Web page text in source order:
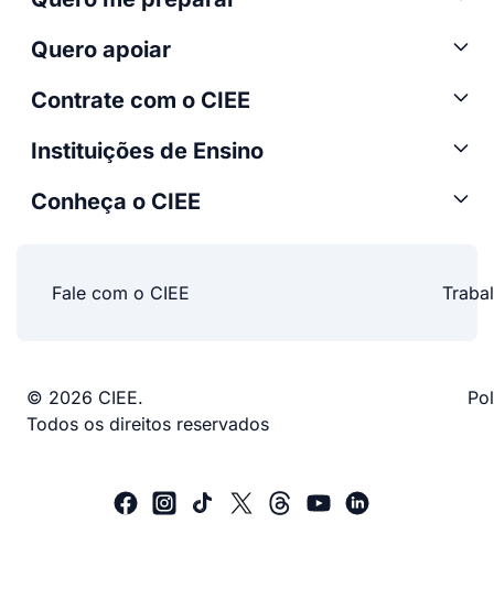
Quero apoiar
Contrate com o CIEE
Instituições de Ensino
Conheça o CIEE
Fale com o CIEE
© 2026 CIEE.
Todos os direitos reservados